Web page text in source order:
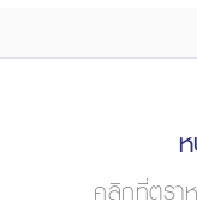
คลิกที่ตรา